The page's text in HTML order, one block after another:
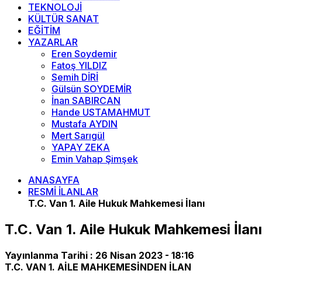
TEKNOLOJİ
KÜLTÜR SANAT
EĞİTİM
YAZARLAR
Eren Soydemir
Fatoş YILDIZ
Semih DİRİ
Gülsün SOYDEMİR
İnan SABIRCAN
Hande USTAMAHMUT
Mustafa AYDIN
Mert Sarıgül
YAPAY ZEKA
Emin Vahap Şimşek
ANASAYFA
RESMİ İLANLAR
T.C. Van 1. Aile Hukuk Mahkemesi İlanı
T.C. Van 1. Aile Hukuk Mahkemesi İlanı
Yayınlanma Tarihi : 26 Nisan 2023 - 18:16
T.C. VAN 1. AİLE MAHKEMESİNDEN İLAN